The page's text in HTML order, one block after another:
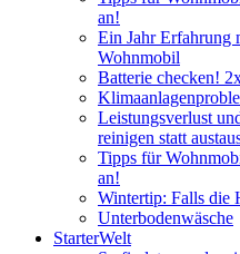
an!
Ein Jahr Erfahrung
Wohnmobil
Batterie checken!
Leistungsverlust
reinigen statt
Tipps für
an!
Wintertip: Falls die
Unterbodenwäsche
StarterWelt